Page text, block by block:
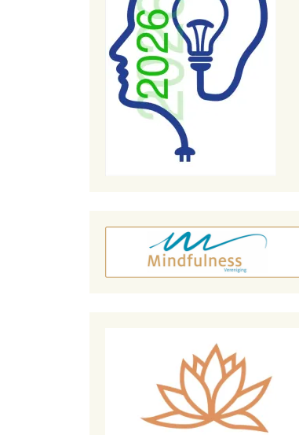
Wie ben jij? Kom tot je
zelf.
Yoga is niet willen
kunnen, maar laten
komen
Niemand moet me
zeggen hoe ik moet
ademen!